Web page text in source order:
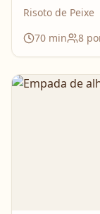
Risoto de Peixe
70 min 8